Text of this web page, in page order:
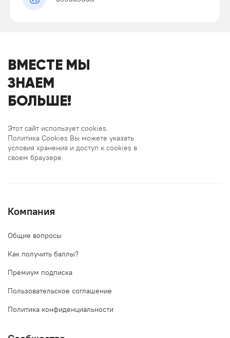
ВМЕСТЕ МЫ
ЗНАЕМ
БОЛЬШЕ!
Этот сайт использует cookies.
Политика Cookies Вы можете указать
условия хранения и доступ к cookies в
своем браузере.
Компания
Общие вопросы
Как получить баллы?
Премиум подписка
Пользовательское соглашение
Политика конфиденциальности